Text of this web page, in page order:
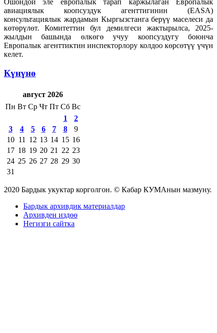
авиациялык коопсуздук агенттигинин (EASA)
консультациялык жардамын Кыргызстанга берүү маселеси да
көтөрүлөт. Комитеттин бул демилгеси жактырылса, 2025-
жылдын башында өлкөгө учуу коопсуздугу боюнча
Европалык агенттиктин инспекторлору колдоо көрсөтүү үчүн
келет.
Күнүнө
август 2026
Пн Вт Ср Чт Пт Сб Вс
1
2
3
4 5 6 7 8
9
10 11 12 13 14 15 16
17 18 19 20 21 22 23
24 25 26 27 28 29 30
31
2020 Бардык укуктар корголгон. © Кабар КУМАнын мазмуну.
Бардык архивдик материалдар
Архивден издөө
Негизги сайтка